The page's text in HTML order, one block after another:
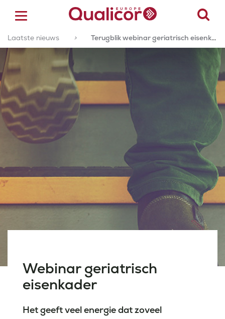
ACCREDITATIE
CERTIFICERING
ACADEMY
ZORGSECTOREN
OVER ONS
Agenda
Werken bij
Laatste nieuws > Terugblik webinar geriatrisch eisenkader
Webinar geriatrisch
eisenkader
Het geeft veel energie dat zoveel